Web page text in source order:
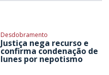
Desdobramento
Justiça nega recurso e
confirma condenação de
Iunes por nepotismo